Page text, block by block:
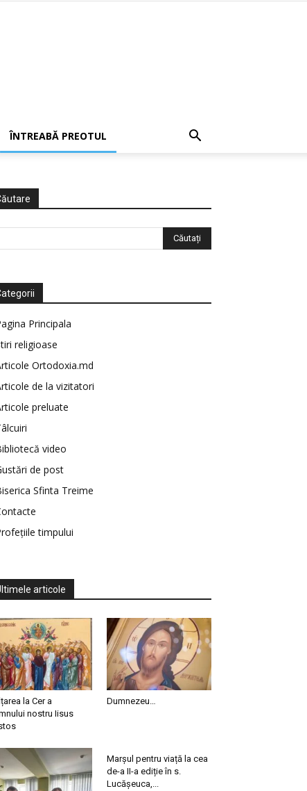
ÎNTREABĂ PREOTUL
Principala
religioase
Ortodoxia.md
de la vizitatori
preluate
video
de post
Sfinta Treime
timpului
articole
la Cer a
nostru Iisus
Dumnezeu…
Marșul pentru viață la cea
de-a II-a ediție în s.
Lucășeuca,...